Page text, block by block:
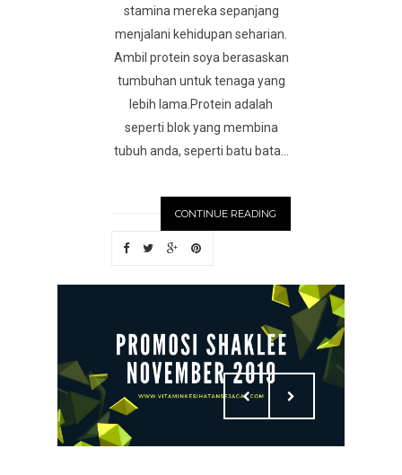
stamina mereka sepanjang
menjalani kehidupan seharian.
Ambil protein soya berasaskan
tumbuhan untuk tenaga yang
lebih lama.Protein adalah
seperti blok yang membina
tubuh anda, seperti batu bata...
CONTINUE READING